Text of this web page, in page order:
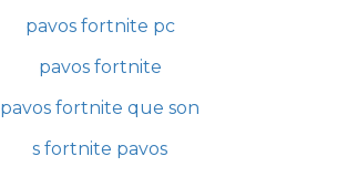
pavos fortnite pc
pavos fortnite
pavos fortnite que son
s fortnite pavos